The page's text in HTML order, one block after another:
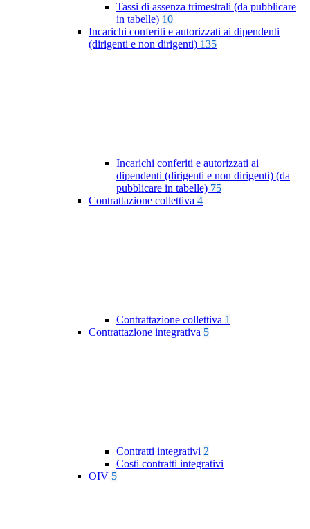
Tassi di assenza trimestrali (da pubblicare
in tabelle) 10
Incarichi conferiti e autorizzati ai dipendenti
(dirigenti e non dirigenti) 135
Incarichi conferiti e autorizzati ai
dipendenti (dirigenti e non dirigenti) (da
pubblicare in tabelle) 75
Contrattazione collettiva 4
Contrattazione collettiva 1
Contrattazione integrativa 5
Contratti integrativi 2
Costi contratti integrativi
OIV 5